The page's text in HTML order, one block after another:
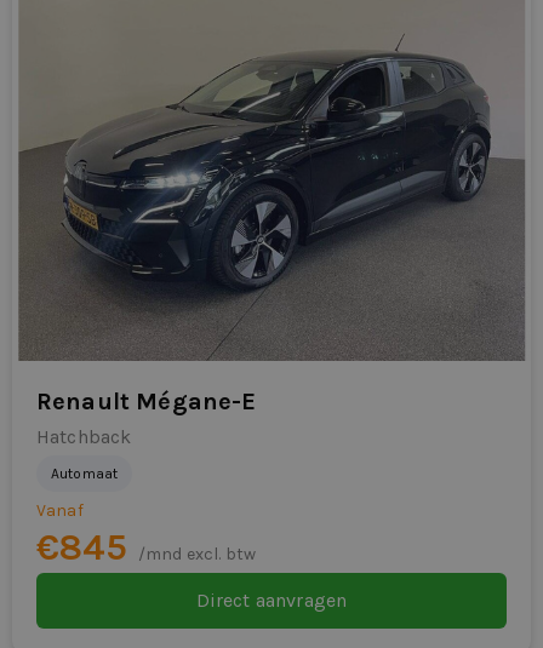
Renault Mégane-E
Hatchback
Automaat
Vanaf
€845 /mnd excl. btw
Direct aanvragen